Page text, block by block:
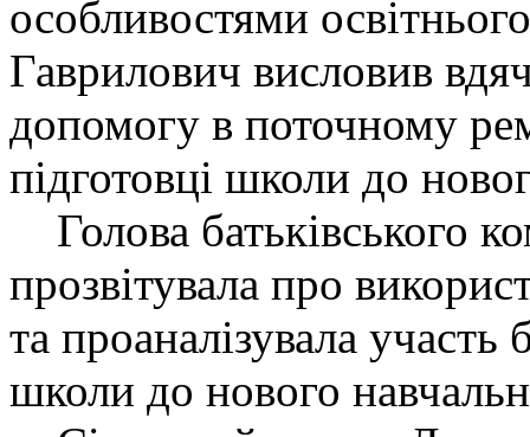
особливостями
Гаврилович висловив
допомогу в поточному
підготовці школи до
Голова батьківського
прозвітувала про
та проаналізувала участь
школи до нового